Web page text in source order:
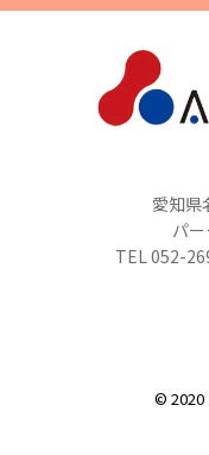
愛知県
パ
TEL 052-
© 2020